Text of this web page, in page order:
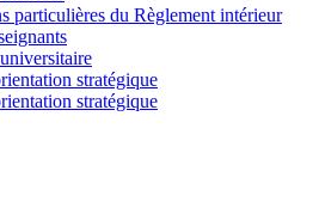
particulières du Règlement intérieur
stratégique
stratégique